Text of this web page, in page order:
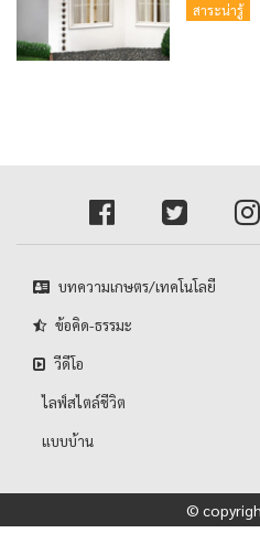
สาระน่ารู้
บทความเกษตร/เทคโนโลยี
ข้อคิด-ธรรมะ
วีดีโอ
ไลฟ์สไตล์ชีวิต
แบบบ้าน
©